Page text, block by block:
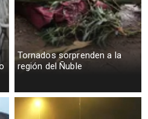
Tornados sorprenden a la
región del Ñuble